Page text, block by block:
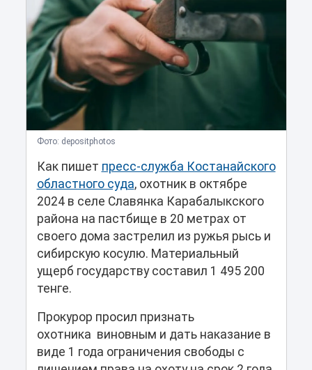
Фото: depositphotos
Как пишет пресс-служба Костанайского
областного суда, охотник в октябре
2024 в селе Славянка Карабалыкского
района на пастбище в 20 метрах от
своего дома застрелил из ружья рысь и
сибирскую косулю. Материальный
ущерб государству составил 1 495 200
тенге.
Прокурор просил признать
охотника виновным и дать наказание в
виде 1 года ограничения свободы с